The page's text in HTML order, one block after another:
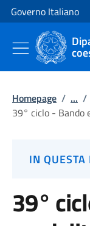
Vai al contenuto
Vai alla navigazione
Governo Italiano
Homepage / ... /
39° ciclo - Bando
IN
39°